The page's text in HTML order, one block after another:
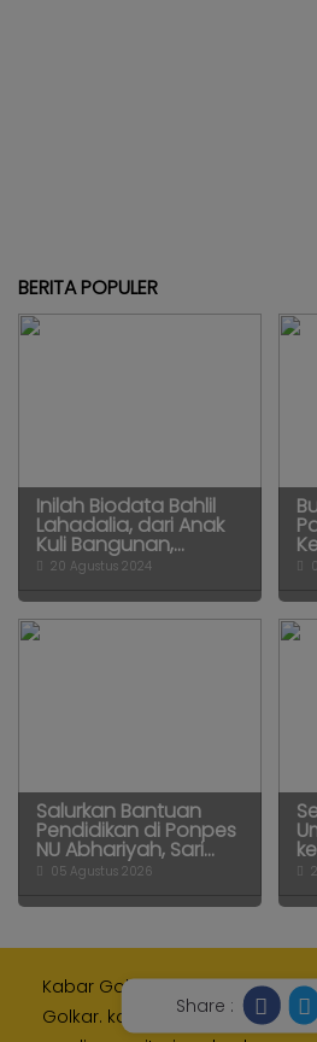
Share :
BERITA POPULER
Inilah Biodata Bahlil
Lahadalia, dari Anak
Kuli Bangunan,...
20 Agustus 2024
Salurkan Bantuan
Pendidikan di Ponpes
NU Abhariyah, Sari...
05 Agustus 2026
Kabar Golkar adalah media
Golkar. kami memberikan